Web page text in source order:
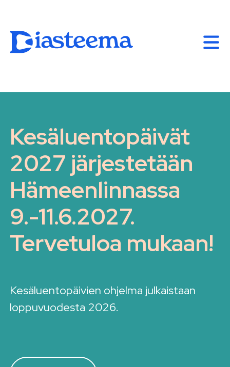
Kesäluentopäivät
2027 järjestetään
Hämeenlinnassa
9.-11.6.2027.
Tervetuloa mukaan!
Kesäluentopäivien ohjelma julkaistaan
loppuvuodesta 2026.